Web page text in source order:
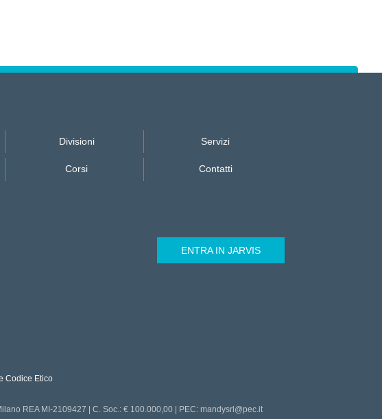
Divisioni Servizi
Corsi Contatti
ENTRA IN JARVIS
Codice Etico
REA MI-2109427 | C. Soc.: € 100.000,00 | PEC: mandysrl@pec.it